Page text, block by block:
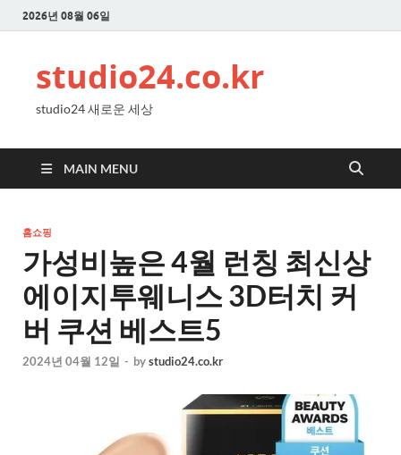
2026년 08월 06일
studio24.co.kr
studio24 새로운 세상
MAIN MENU
홈쇼핑
가성비높은 4월 런칭 최신상
에이지투웨니스 3D터치 커
버 쿠션 베스트5
2024년 04월 12일 - bystudio24.co.kr